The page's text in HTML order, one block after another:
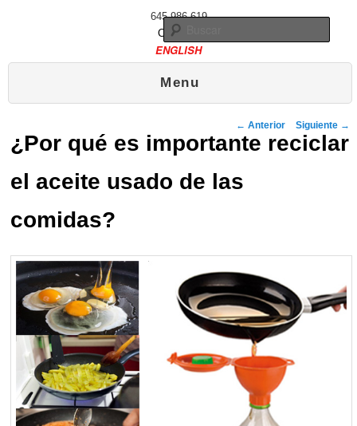
645 986 619
Contacto
ENGLISH
Menu
Navegador de artículos
← Anterior Siguiente →
¿Por qué es importante reciclar
el aceite usado de las
comidas?